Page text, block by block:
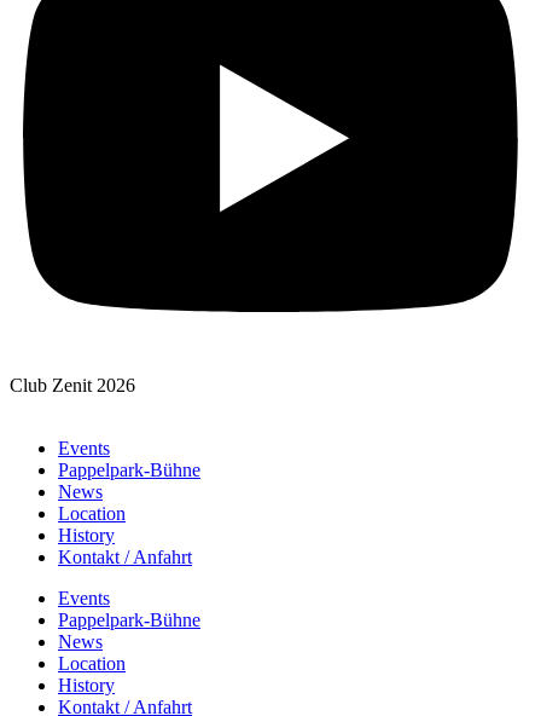
Club Zenit 2026
Events
Pappelpark-Bühne
News
Location
History
Kontakt / Anfahrt
Events
Pappelpark-Bühne
News
Location
History
Kontakt / Anfahrt